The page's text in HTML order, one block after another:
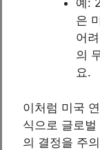
예:
은
어
의
요.
이처럼 미국
식으로 글로
의 결정을 주